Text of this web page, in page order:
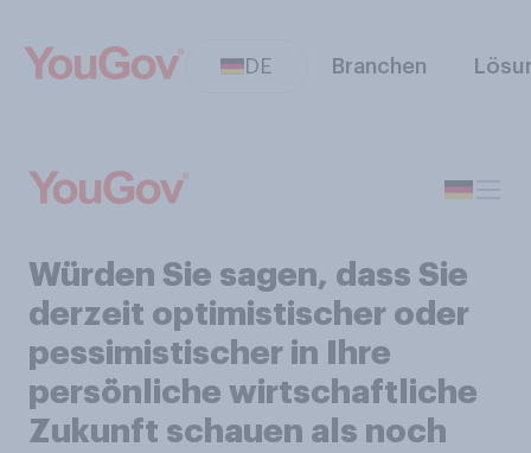
DE Branchen
Würden Sie sagen, dass Sie
derzeit optimistischer oder
pessimistischer in Ihre
persönliche wirtschaftliche
Zukunft schauen als noch